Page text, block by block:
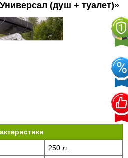
(душ + туалет)»
250 л.